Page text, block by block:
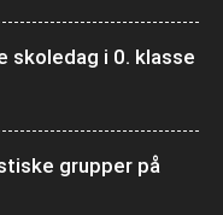
skoledag i 0. klasse
grupper på